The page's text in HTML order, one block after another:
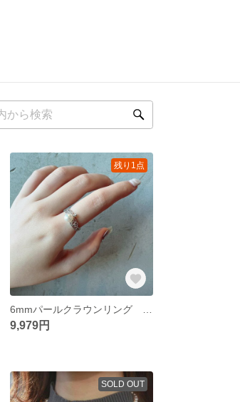
残り1点
9,979円
SOLD OUT